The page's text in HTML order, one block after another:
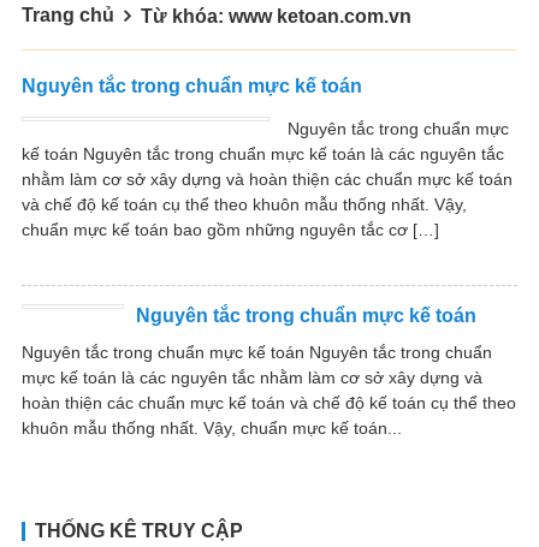
Trang chủ Từ khóa: www ketoan.com.vn
Nguyên tắc trong chuẩn mực kế toán
Nguyên tắc trong chuẩn mực
kế toán Nguyên tắc trong chuẩn mực kế toán là các nguyên tắc
nhằm làm cơ sở xây dựng và hoàn thiện các chuẩn mực kế toán
và chế độ kế toán cụ thể theo khuôn mẫu thống nhất. Vậy,
chuẩn mực kế toán bao gồm những nguyên tắc cơ […]
Nguyên tắc trong chuẩn mực kế toán
Nguyên tắc trong chuẩn mực kế toán Nguyên tắc trong chuẩn
mực kế toán là các nguyên tắc nhằm làm cơ sở xây dựng và
hoàn thiện các chuẩn mực kế toán và chế độ kế toán cụ thể theo
khuôn mẫu thống nhất. Vậy, chuẩn mực kế toán...
THỐNG KÊ TRUY CẬP